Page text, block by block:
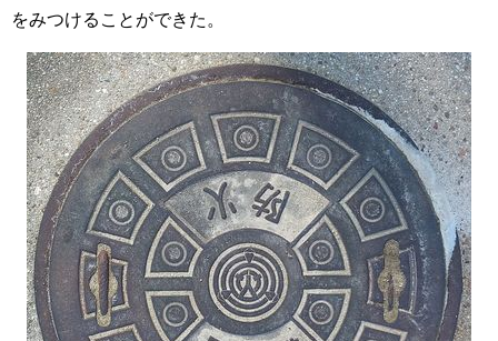
をみつけることができた。